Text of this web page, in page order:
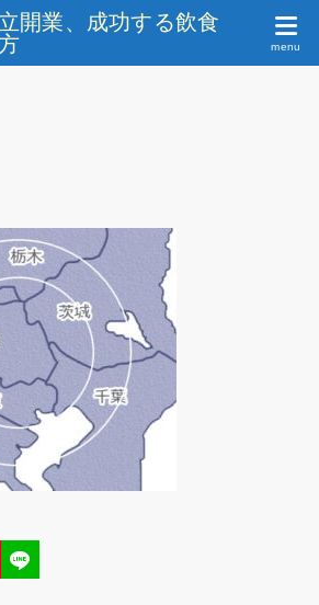
開業、成功する飲食